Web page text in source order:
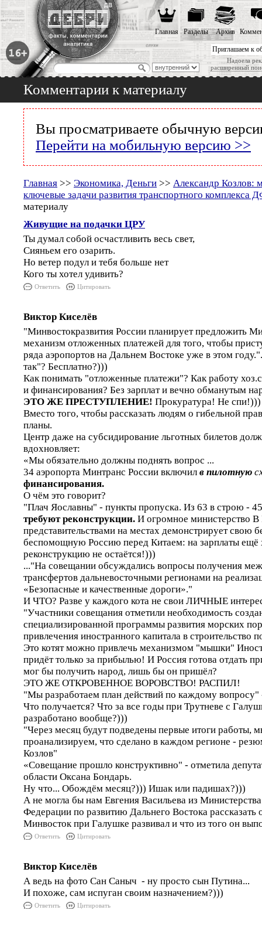
Приглашаем к
Надоела
расширенный
Главная Разделы Архив
Комментарии к материалу
Вы просматриваете обычную
Перейти на мобильную версию >>
Главная >> Экономика, Деньги >> Александр Козлов:
ключевые задачи развития транспортного комплекса
материалу
Живущие на подачки ЦРУ
Ты думал собой осчастливить весь свет,
Сияньем его озарить.
Но ветер подул и тебя больше нет
Кого ты хотел удивить?
Ответить Цитировать
Виктор Киселёв
"Минвостокразвития России планирует предложить
механизм отложенных платежей для того, чтобы
ряда аэропортов на Дальнем Востоке уже в этом
так"? Бесплатно?)))
Как понимать "отложенные платежи"? Как работу
и финансирования? Без зарплат и вечно обманутым
ЭТО ЖЕ ПРЕСТУПЛЕНИЕ! Прокуратура! Не спи!)))
Вместо того, чтобы рассказать людям о гибельной
планы.
Центр даже на субсидирование льготных билетов
вдохновляет:
«Мы обязательно должны поднять вопрос ...
34 аэропорта Минтранс России включил в пилотную
финансирования.
О чём это говорит?
"Плач Яославны" - пункты пропуска. Из 63 в строю -
требуют реконструкции. И огромное министерство
представительствами на местах демонстрирует свою
беспомощную Россию перед Китаем: на зарплаты ещё
реконструкцию не остаётся!)))
..."На совещании обсуждались вопросы получения
трансфертов дальневосточными регионами на
«Безопасные и качественные дороги»."
И ЧТО? Разве у каждого кота не свои ЛИЧНЫЕ
"Участники совещания отметили необходимость
специализированной программы развития морских
привлечения иностранного капитала в строительство
Это котят можно привлечь механизмом "мышки"
придёт только за прибылью! И Россия готова отдать
мог бы получить народ, лишь бы он пришёл?
ЭТО ЖЕ ОТКРОВЕННОЕ ВОРОВСТВО! РАСПИЛ!
"Мы разработаем план действий по каждому вопросу"
Что получается? Что за все годы при Трутневе с
разработано вообще?)))
"Через месяц будут подведены первые итоги работы,
проанализируем, что сделано в каждом регионе -
Козлов"
«Совещание прошло конструктивно" - отметила
области Оксана Бондарь.
Ну что... Обождём месяц?))) Ишак или падишах?)))
А не могла бы нам Евгения Васильева из
Федерации по развитию Дальнего Востока рассказать
Минвосток при Галушке развивал и что из того он
Ответить Цитировать
Виктор Киселёв
А ведь на фото Сан Саныч - ну просто сын Путина...
И похоже, сам испуган своим назначением?)))
Ответить Цитировать